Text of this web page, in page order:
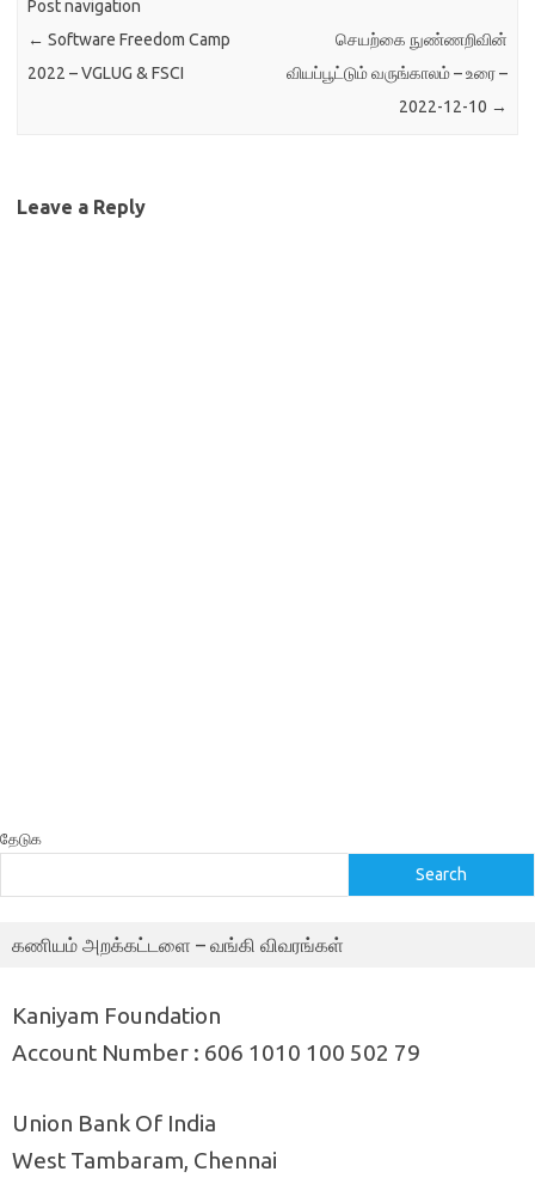
மிகவும் நட்புரீதியான
விவாதங்களை உருவாக்கத்
தொடங்கியது. வாராந்திர
Post navigation
← Software Freedom Camp
2022 – VGLUG & FSCI
செயற்கை நுண்ணறிவின்
வியப்பூட்டும் வருங்காலம் – உரை –
2022-12-10 →
Leave a Reply
தேடுக
Search
கணியம் அறக்கட்டளை – வங்கி விவரங்கள்
Kaniyam Foundation
Account Number : 606 1010 100 502 79
Union Bank Of India
West Tambaram, Chennai